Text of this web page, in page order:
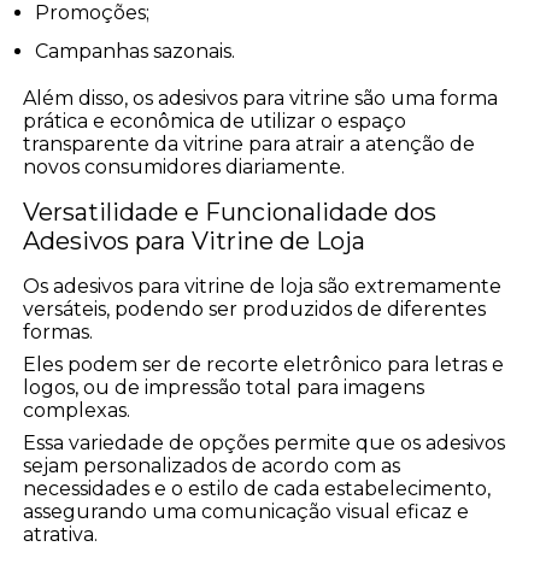
Promoções;
Campanhas sazonais.
Além disso, os adesivos para vitrine são uma forma
prática e econômica de utilizar o espaço
transparente da vitrine para atrair a atenção de
novos consumidores diariamente.
Versatilidade e Funcionalidade dos
Adesivos para Vitrine de Loja
Os adesivos para vitrine de loja são extremamente
versáteis, podendo ser produzidos de diferentes
formas.
Eles podem ser de recorte eletrônico para letras e
logos, ou de impressão total para imagens
complexas.
Essa variedade de opções permite que os adesivos
sejam personalizados de acordo com as
necessidades e o estilo de cada estabelecimento,
assegurando uma comunicação visual eficaz e
atrativa.